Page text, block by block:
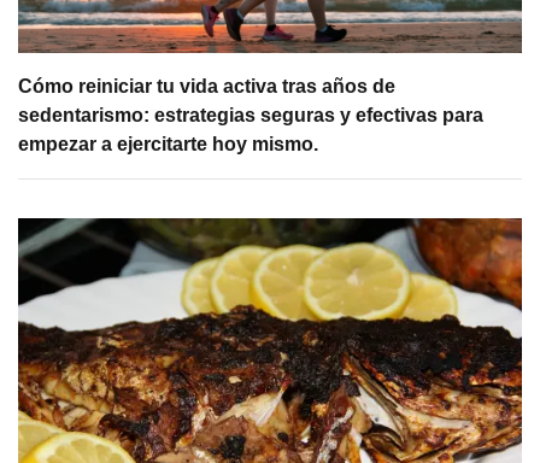
Cómo reiniciar tu vida activa tras años de
sedentarismo: estrategias seguras y efectivas para
empezar a ejercitarte hoy mismo.